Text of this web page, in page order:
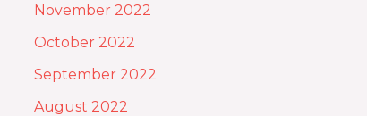
November 2022
October 2022
September 2022
August 2022